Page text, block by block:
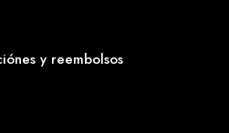
y reembolsos